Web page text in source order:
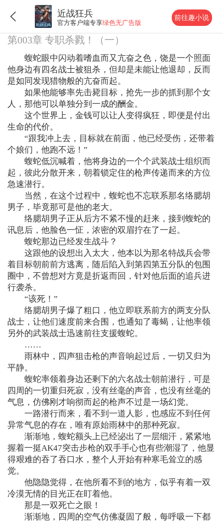
近战狂兵
官方客户端专享绿色无广告版
前往趣小说
第003章 专职杀戮！（一）
蝮蛇眼中闪动着嗜血而又亢奋之色，饶是一个照面
他身边有四名战士被狙杀，但却是未能让他退却，反而
是如同发现猎物般的亢奋而起。
如果他能够率先击毙目标，抢先一步的抓到那个女
人，那他可以单独分到一成的酬金。
这个世界上，金钱可以让人变得疯狂，即便是付出
生命的代价。
“跟我冲上去，目标就在前面，他已经受伤，还带着
个娘们，他跑不远！”
蝮蛇低沉喊着，他将身边的一个个武装战士组织而
起，彼此分散开来，朝着锁定住的枪声传递而来的方位
急速潜行。
当然，在这个过程中，蝮蛇也不忘联系那名络腮胡
男子，毕竟那可是他的老大。
络腮胡男子正从后方不紧不慢的赶来，接到蝮蛇的
讯息后，他脸色一怔，浓密的双眉拧在了一起。
蝮蛇那边已经发生战斗？
这跟他的设想出入太大，他本以为那名特战兵会带
着目标朝前前方逃离，随后陷入到第四第五分队的包围
圈中，不曾想对方竟是折返而回，针对他后面的追兵进
行袭杀。
“该死！”
络腮胡男子爆了粗口，他立即联系前方的两支分队
战士，让他们速度前来合围，也通知了毒蝎，让他率领
另外的武装战士迅速前往支援蝮蛇。
……
雨林中，四声狙击枪的声音响起过后，一切又归为
平静。
蝮蛇率领着身边还剩下的六名战士朝前潜行，可是
四周的一切重归死寂，没有丝毫的声音，也没有丝毫的
气息，仿佛刚才响彻而起的枪声不过是一场幻觉。
一路潜行而来，看不到一道人影，也感应不到任何
异常气息的存在，唯有原始雨林中的那种死寂。
渐渐地，蝮蛇额头上已经泌出了一层细汗，紧紧地
握着一挺AK47突击步枪的双手手心也有些潮湿了，他显
得艰难的吞了吞口水，整个人开始有种寒毛耸立的感
觉。
他隐隐觉得，在他所看不到的地方，似乎有着一双
冷漠无情的目光正在盯着他。
那是一双死亡之眼！
渐渐地，四周的空气仿佛凝固了般，每呼吸一下都